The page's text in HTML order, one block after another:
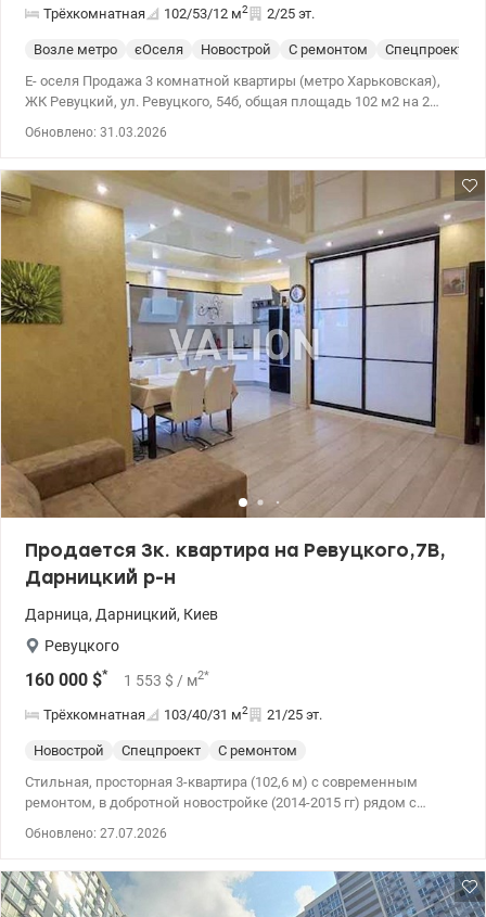
Трёхкомнатная 102/53/12 м2 2/25 эт.
Возле метро єОселя Новострой С ремонтом Спецпроект
Е- оселя Продажа 3 комнатной квартиры (метро Харьковская),
ЖК Ревуцкий, ул. Ревуцкого, 54б, общая площадь 102 м2 на 2
ватой, вентилируемый фасад, позволяет сохранить тепло стен
зимой и защитить их от нагрева летом. Метро Харьковская в
пешей доступности. 044 200 10 80 valion.ua/1101732
Обновлено: 31.03.2026
Продается 3к. квартира на Ревуцкого,7В,
Дарницкий р-н
Дарница, Дарницкий, Киев
Ревуцкого
160 000 $* 1 553 $ / м2*
Трёхкомнатная 103/40/31 м2 21/25 эт.
Новострой Спецпроект
С ремонтом
Стильная, просторная 3-квартира (102,6 м) с современным
ремонтом, в добротной новостройке (2014-2015 гг) рядом с
парк. 3 мин. пешком до остановок автобусов, которые довезут,
довезут до Харькова за 15 мин. В квартире есть вся необходимая
Обновлено: 27.07.2026